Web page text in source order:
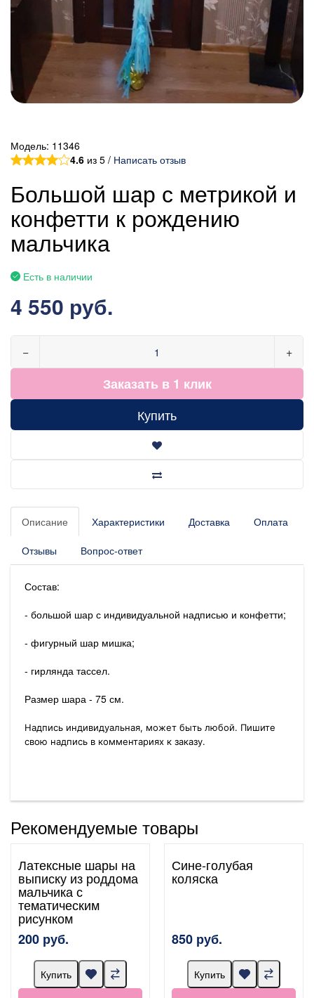
Модель: 11346
4.6 из 5 / Написать отзыв
Большой шар с метрикой и
конфетти к рождению
мальчика
Есть в наличии
4 550 руб.
− +
Заказать в 1 клик
Купить
Описание Характеристики Доставка Оплата
Отзывы Вопрос-ответ
Состав:
- большой шар с индивидуальной надписью и конфетти;
- фигурный шар мишка;
- гирлянда тассел.
Размер шара - 75 см.
Надпись индивидуальная, может быть любой. Пишите
свою надпись в комментариях к заказу.
Рекомендуемые товары
Латексные шары на
выписку из роддома
мальчика с
тематическим
рисунком
200 руб.
Купить
Сине-голубая
коляска
850 руб.
Купить